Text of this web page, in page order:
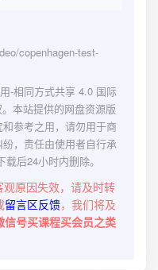
copenhagen-test-
-相同方式共享 4.0 国际
本站提供的网盘资源版
参考之用，请勿用于商
，责任由使用者自行承
后24小时内删除。
原因失效，请及时转
留言区反馈，我们将及
号买课程买会员之类